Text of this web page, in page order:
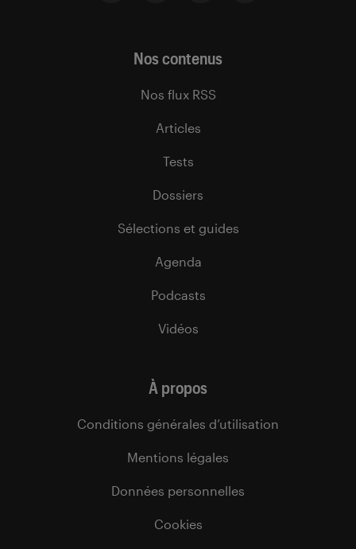
Nos contenus
Nos flux RSS
Articles
Tests
Dossiers
Sélections et guides
Agenda
Podcasts
Vidéos
À propos
Conditions générales d’utilisation
Mentions légales
Données personnelles
Cookies